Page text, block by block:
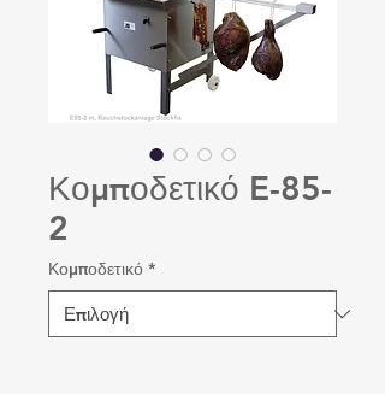
Κομποδετικό E-85-
2
Κομποδετικό *